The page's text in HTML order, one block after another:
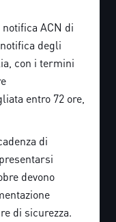
ACN di
degli
con i termini
entro 72 ore,
di
devono
di sicurezza.